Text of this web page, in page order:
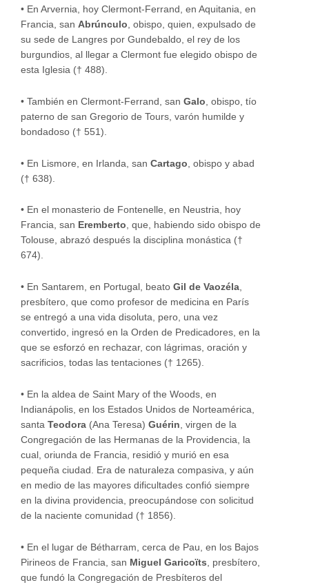
• En Arvernia, hoy Clermont-Ferrand, en Aquitania, en
Francia, san Abrúnculo , obispo, quien, expulsado de
su sede de Langres por Gundebaldo, el rey de los
burgundios, al llegar a Clermont fue elegido obispo de
esta Iglesia († 488).
• También en Clermont-Ferrand, san Galo , obispo, tío
paterno de san Gregorio de Tours, varón humilde y
bondadoso († 551).
• En Lismore, en Irlanda, san Cartago , obispo y abad
(† 638).
• En el monasterio de Fontenelle, en Neustria, hoy
Francia, san Eremberto, que, habiendo sido obispo de
Tolouse, abrazó después la disciplina monástica (†
674).
• En Santarem, en Portugal, beato Gil de Vaozéla,
presbítero, que como profesor de medicina en París
se entregó a una vida disoluta, pero, una vez
convertido, ingresó en la Orden de Predicadores, en la
que se esforzó en rechazar, con lágrimas, oración y
sacrificios, todas las tentaciones († 1265).
• En la aldea de Saint Mary of the Woods, en
Indianápolis, en los Estados Unidos de Norteamérica,
santa Teodora (Ana Teresa) Guérin, virgen de la
Congregación de las Hermanas de la Providencia, la
cual, oriunda de Francia, residió y murió en esa
pequeña ciudad. Era de naturaleza compasiva, y aún
en medio de las mayores dificultades confió siempre
en la divina providencia, preocupándose con solicitud
de la naciente comunidad († 1856).
• En el lugar de Bétharram, cerca de Pau, en los Bajos
Pirineos de Francia, san Miguel Garicoïts, presbítero,
que fundó la Congregación de Presbíteros del